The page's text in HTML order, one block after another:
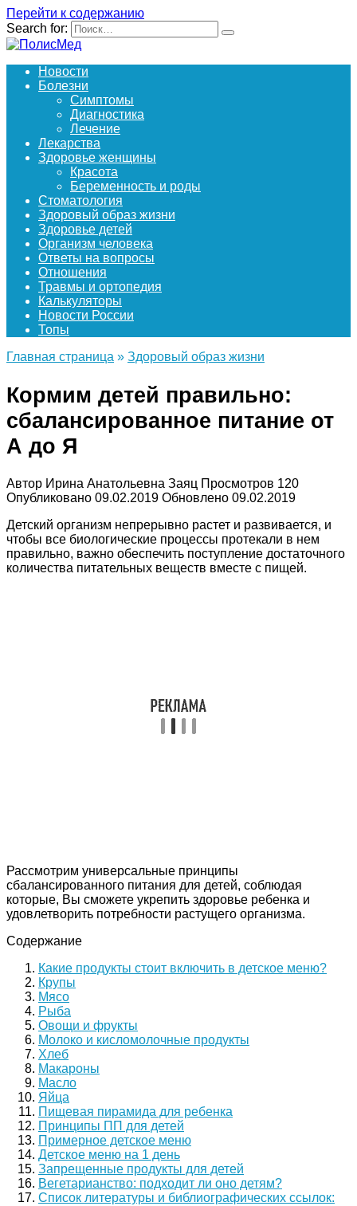
Перейти к содержанию
Search for:
Новости
Болезни
Симптомы
Диагностика
Лечение
Лекарства
Здоровье женщины
Красота
Беременность и роды
Стоматология
Здоровый образ жизни
Здоровье детей
Организм человека
Ответы на вопросы
Отношения
Травмы и ортопедия
Калькуляторы
Новости России
Топы
Главная страница » Здоровый образ жизни
Кормим детей правильно:
сбалансированное питание от
А до Я
Автор Ирина Анатольевна Заяц Просмотров 120
Опубликовано 09.02.2019 Обновлено 09.02.2019
Детский организм непрерывно растет и развивается, и
чтобы все биологические процессы протекали в нем
правильно, важно обеспечить поступление достаточного
количества питательных веществ вместе с пищей.
Рассмотрим универсальные принципы
сбалансированного питания для детей, соблюдая
которые, Вы сможете укрепить здоровье ребенка и
удовлетворить потребности растущего организма.
Содержание
Какие продукты стоит включить в детское меню?
Крупы
Мясо
Рыба
Овощи и фрукты
Молоко и кисломолочные продукты
Хлеб
Макароны
Масло
Яйца
Пищевая пирамида для ребенка
Принципы ПП для детей
Примерное детское меню
Детское меню на 1 день
Запрещенные продукты для детей
Вегетарианство: подходит ли оно детям?
Список литературы и библиографических ссылок: